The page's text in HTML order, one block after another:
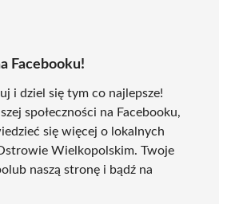
Facebooku!
i dziel się tym co najlepsze!
społeczności na Facebooku,
się więcej o lokalnych
Wielkopolskim. Twoje
naszą stronę i bądź na